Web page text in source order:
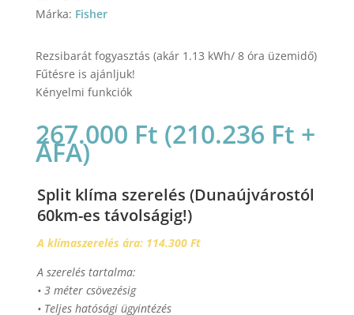
Márka: Fisher
Rezsibarát fogyasztás (akár 1.13 kWh/ 8 óra üzemidő)
Fűtésre is ajánljuk!
Kényelmi funkciók
267.000 Ft (210.236 Ft +
ÁFA)
Split klíma szerelés (Dunaújvárostól
60km-es távolságig!)
A klímaszerelés ára: 114.300 Ft
A szerelés tartalma:
• 3 méter csövezésig
• Teljes hatósági ügyintézés